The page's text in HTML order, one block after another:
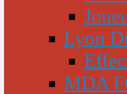
Lyon
MDA